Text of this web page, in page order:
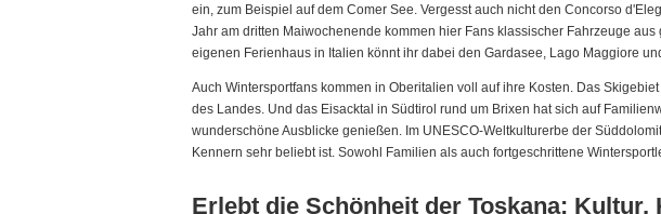
ein, zum Beispiel auf dem Comer See. Vergesst auch nicht den Concorso
Jahr am dritten Maiwochenende kommen hier Fans klassischer Fahrzeuge
eigenen Ferienhaus in Italien könnt ihr dabei den Gardasee, Lago Maggiore
Auch Wintersportfans kommen in Oberitalien voll auf ihre Kosten. Das
des Landes. Und das Eisacktal in Südtirol rund um Brixen hat sich auf
wunderschöne Ausblicke genießen. Im UNESCO-Weltkulturerbe der
Kennern sehr beliebt ist. Sowohl Familien als auch fortgeschrittene
Erlebt die Schönheit der Toskana: